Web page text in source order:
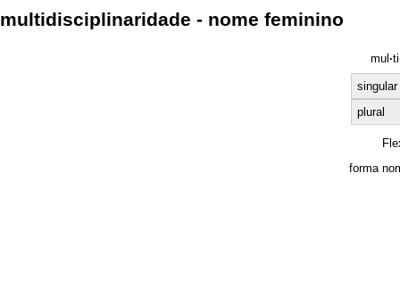
multidisciplinaridade - nome feminino
mul ·ti
singular
plural
forma